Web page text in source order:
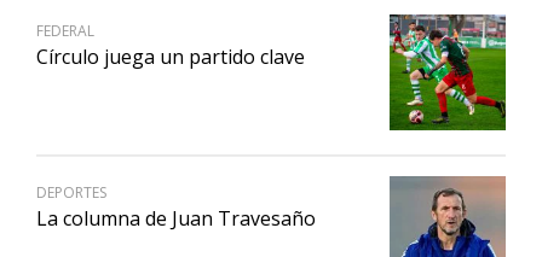
FEDERAL
Círculo juega un partido clave
DEPORTES
La columna de Juan Travesaño